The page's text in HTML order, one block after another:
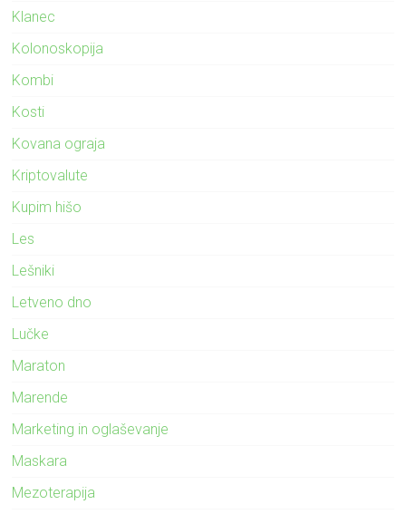
Klanec
Kolonoskopija
Kombi
Kosti
Kovana ograja
Kriptovalute
Kupim hišo
Les
Lešniki
Letveno dno
Lučke
Maraton
Marende
Marketing in oglaševanje
Maskara
Mezoterapija